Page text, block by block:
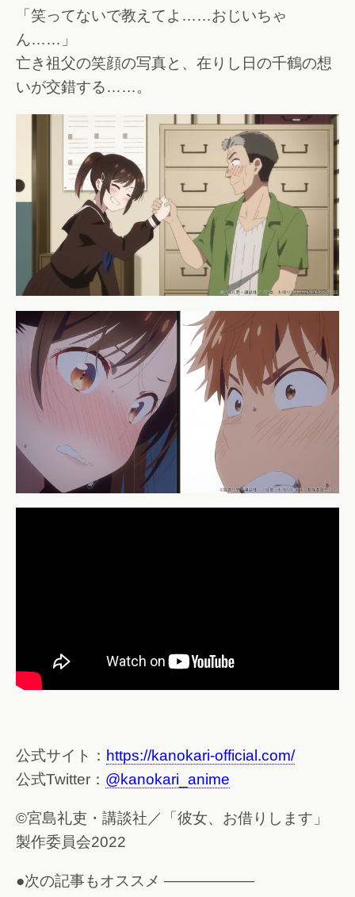
「笑ってないで教えてよ……おじいちゃ
ん……」
亡き祖父の笑顔の写真と、在りし日の千鶴の想
いが交錯する……。
公式サイト： https://kanokari-official.com/
公式Twitter： @kanokari_anime
©宮島礼吏・講談社／「彼女、お借りします」
製作委員会2022
●次の記事もオススメ ——————